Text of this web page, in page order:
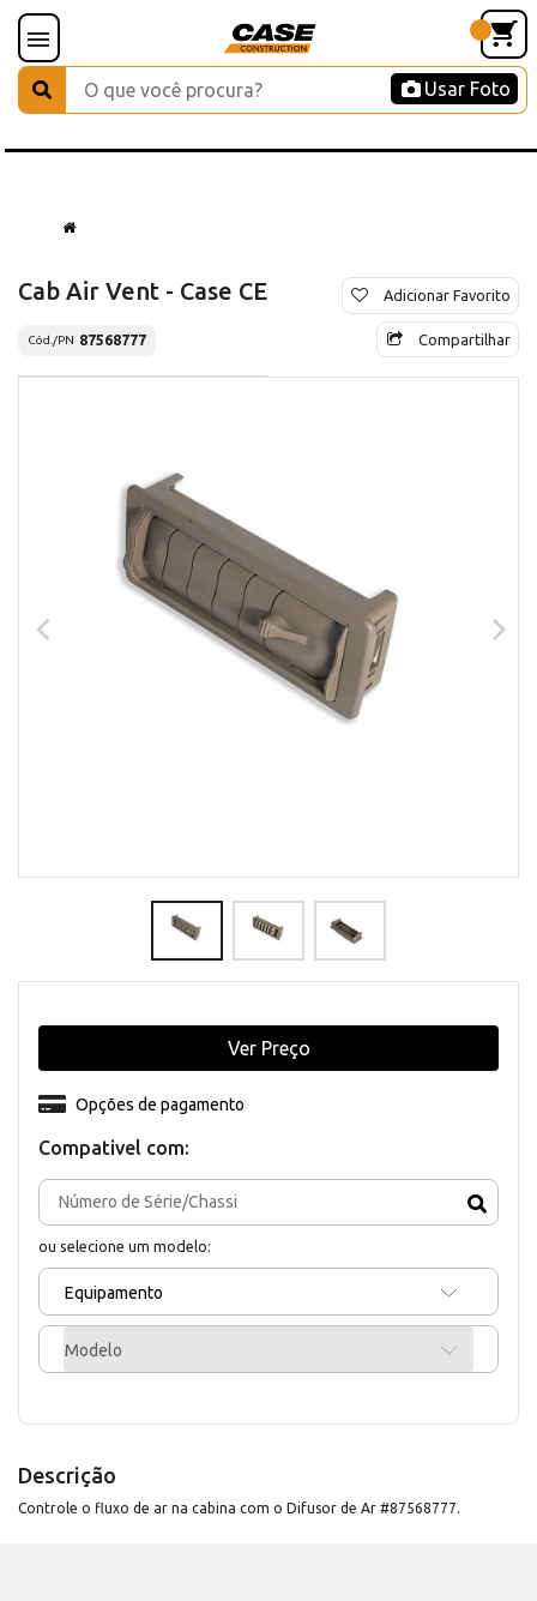
Usar Foto
Cab Air Vent - Case CE
Cód./PN 87568777
Adicionar Favorito
Compartilhar
Compativel com:
ou selecione um modelo:
Equipamento
Modelo
Opções de pagamento
Ver Preço
Descrição
Controle o fluxo de ar na cabina com o Difusor de Ar #87568777.